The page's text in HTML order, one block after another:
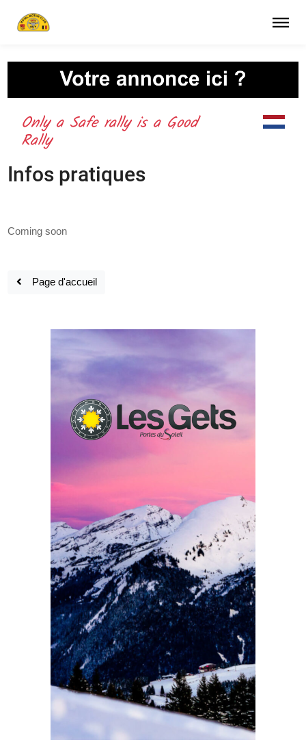
Only a Safe rally is a Good
Rally
OUR mission – your safety –
your live
Infos pratiques
Coming soon
Page d'accueil